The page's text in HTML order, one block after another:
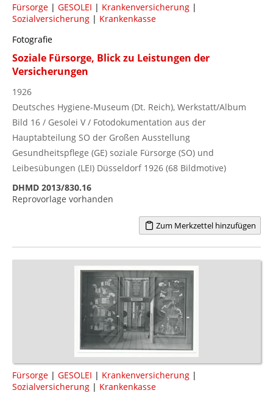
Fürsorge | GESOLEI | Krankenversicherung |
Sozialversicherung | Krankenkasse
Fotografie
Soziale Fürsorge, Blick zu Leistungen der
Versicherungen
1926
Deutsches Hygiene-Museum (Dt. Reich), Werkstatt/Album
Bild 16 / Gesolei V / Fotodokumentation aus der
Hauptabteilung SO der Großen Ausstellung
Gesundheitspflege (GE) soziale Fürsorge (SO) und
Leibesübungen (LEI) Düsseldorf 1926 (68 Bildmotive)
DHMD 2013/830.16
Reprovorlage vorhanden
Zum Merkzettel hinzufügen
Fürsorge | GESOLEI | Krankenversicherung |
Sozialversicherung | Krankenkasse